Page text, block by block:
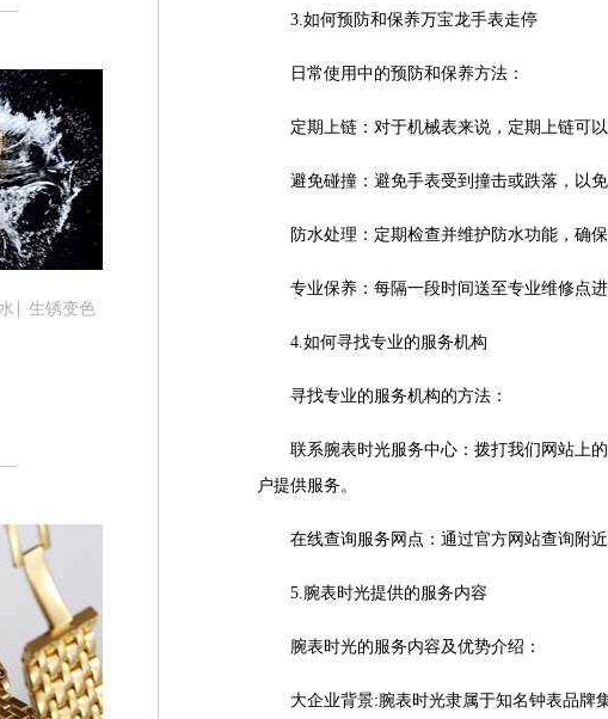
汉区解放大道686号世界贸易大厦38层09室（需提前预约）
区潜山路111号万象城华润大厦B座12楼03室（需提前预约）
泽区宝洲路729号浦西万达中心写字楼A座7楼709室（需提前预约）
山东路6号华润大厦B座22层04室（需提前预约）
区胜利路139号万达金融中心A座907室（需提前预约）
区西安大路727号中银大厦A座(旺进大厦)18层09室（需提前预约）
区都司高架桥路33号亨特国际金融中心14楼14D（需提前预约）
龙区北京路928号同德昆明广场写字楼10层06室（需提前预约）
华区金贸东路5号海口华润大厦B座17层1707室（需提前预约）
江区东海大道1800号腾达中心东1幢20楼2002室（需提前预约）
治区呼和浩特市玉泉区大学西街70号华润万象城写字楼（鄂尔多斯大厦）23层2326室（
市七里河区西津西路16号兰州中心写字楼21层2102室（需提前预约）
碑渝中区民权路28号英利国际金融中心写字楼20层01室（需提前预约）
大庆市萨尔图区会战大街腕表时光售后服务中心（需提前预约）
岗市向阳区红军路腕表时光售后服务中心（需提前预约）
黑河市爱辉区中央街腕表时光售后服务中心（需提前预约）
鸡西市鸡冠区红军路腕表时光售后服务中心（需提前预约）
生锈变色
3.如何预防和保养万宝龙手表走停
日常使用中的预防和保养方法：
定期上链：对于机械表来说，定期上链可
避免碰撞：避免手表受到撞击或跌落，以免
防水处理：定期检查并维护防水功能，确
专业保养：每隔一段时间送至专业维修点进
4.如何寻找专业的服务机构
寻找专业的服务机构的方法：
联系腕表时光服务中心：拨打我们网站上
户提供服务。
在线查询服务网点：通过官方网站查询附
5.腕表时光提供的服务内容
腕表时光的服务内容及优势介绍：
大企业背景:腕表时光隶属于知名钟表品牌